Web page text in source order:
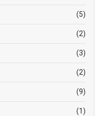
(5)
(2)
(3)
(2)
(9)
(1)